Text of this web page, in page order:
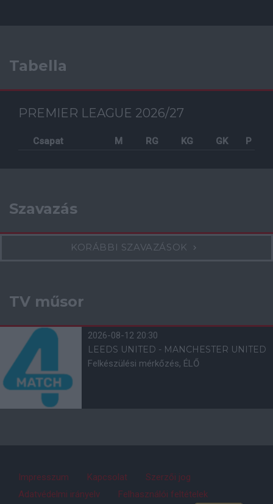
Tabella
PREMIER LEAGUE 2026/27
Csapat M RG KG GK P
Szavazás
KORÁBBI SZAVAZÁSOK
TV műsor
2026-08-12 20:30
LEEDS UNITED - MANCHESTER UNITED
Felkészülési mérkőzés, ÉLŐ
Impresszum Kapcsolat
Szerzői jog
Adatvédelmi irányelv
Felhasználói feltételek